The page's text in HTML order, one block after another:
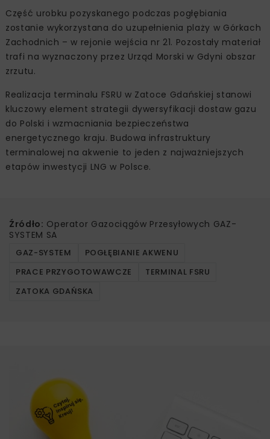
Część urobku pozyskanego podczas pogłębiania
zostanie wykorzystana do uzupełnienia plaży w Górkach
Zachodnich – w rejonie wejścia nr 21. Pozostały materiał
trafi na wyznaczony przez Urząd Morski w Gdyni obszar
zrzutu.
Realizacja terminalu FSRU w Zatoce Gdańskiej stanowi
kluczowy element strategii dywersyfikacji dostaw gazu
do Polski i wzmacniania bezpieczeństwa
energetycznego kraju. Budowa infrastruktury
terminalowej na akwenie to jeden z najważniejszych
etapów inwestycji LNG w Polsce.
Źródło: Operator Gazociągów Przesyłowych GAZ-
SYSTEM SA
GAZ-SYSTEM
POGŁĘBIANIE AKWENU
PRACE PRZYGOTOWAWCZE
TERMINAL FSRU
ZATOKA GDAŃSKA